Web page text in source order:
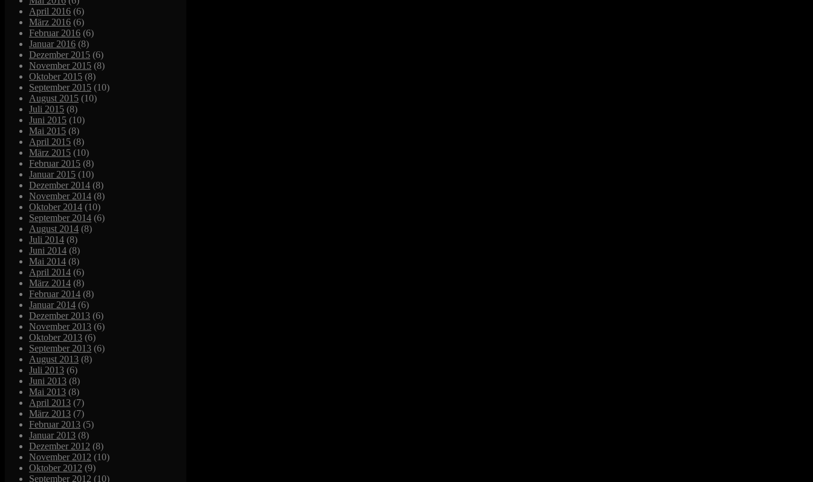
April 2016 (6)
März 2016 (6)
Februar 2016 (6)
Januar 2016 (8)
Dezember 2015 (6)
November 2015 (8)
Oktober 2015 (8)
September 2015 (10)
August 2015 (10)
Juli 2015 (8)
Juni 2015 (10)
Mai 2015 (8)
April 2015 (8)
März 2015 (10)
Februar 2015 (8)
Januar 2015 (10)
Dezember 2014 (8)
November 2014 (8)
Oktober 2014 (10)
September 2014 (6)
August 2014 (8)
Juli 2014 (8)
Juni 2014 (8)
Mai 2014 (8)
April 2014 (6)
März 2014 (8)
Februar 2014 (8)
Januar 2014 (6)
Dezember 2013 (6)
November 2013 (6)
Oktober 2013 (6)
September 2013 (6)
August 2013 (8)
Juli 2013 (6)
Juni 2013 (8)
Mai 2013 (8)
April 2013 (7)
März 2013 (7)
Februar 2013 (5)
Januar 2013 (8)
Dezember 2012 (8)
November 2012 (10)
Oktober 2012 (9)
September 2012 (10)